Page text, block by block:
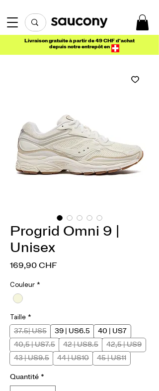
Livraison gratuite à partir de 49 CHF d'achat
depuis notre entrepôt en
Progrid Omni 9 |
Unisex
169,90 CHFPrix
Couleur *
Taille *
37.5| US5 39 | US6.5
40 | US7
40,5 | US7.5
42 | US8.5
42,5 | US9
43 | US9.5
44 | US10 45 | US11
Quantité *